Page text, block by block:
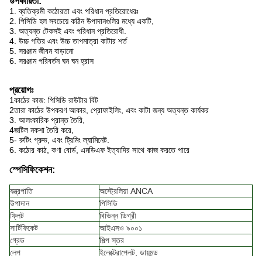
1. ব্যতিক্রমী কঠোরতা এবং পরিধান প্রতিরোধেরঃ
2. পিসিডি হল সবচেয়ে কঠিন উপাদানগুলির মধ্যে একটি,
3. অত্যন্ত টেকসই এবং পরিধান প্রতিরোধী.
4. উচ্চ গতির এবং উচ্চ তাপমাত্রা কাটার শর্ত
5. সরঞ্জাম জীবন বাড়ানো
6. সরঞ্জাম পরিবর্তন ঘন ঘন হ্রাস
প্রয়োগঃ
1কাঠের কাজ: পিসিডি রাউটার বিট
2তারা কাঠের উপকরণ আকার, প্রোফাইলিং, এবং কাটা জন্য অত্যন্ত কার্যকর
3. আলংকারিক প্রান্ত তৈরি,
4জটিল নকশা তৈরি করে,
5- রুটিং গ্রুভ, এবং ট্রিমিং ল্যামিনেট.
6. কঠোর কাঠ, কণা বোর্ড, এমডিএফ ইত্যাদির সাথে কাজ করতে পারে
স্পেসিফিকেশন:
যন্ত্রপাতি
অস্ট্রেলিয়া ANCA
উপাদান
পিসিডি
ফ্লিট
বিভিন্ন ডিগ্রী
সার্টিফিকেট
আইএসও ৯০০১
গ্রেড
শিল্প স্তর
লেপ
ইলেক্ট্রোপ্লেট, ডায়মন্ড